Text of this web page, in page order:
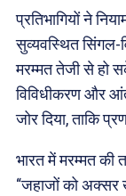
प्रतिभागियों ने
सुव्यवस्थित सिंगल-
मरम्मत तेजी से हो
विविधीकरण और
जोर दिया, ताकि
भारत में मरम्मत की
“जहाजों को